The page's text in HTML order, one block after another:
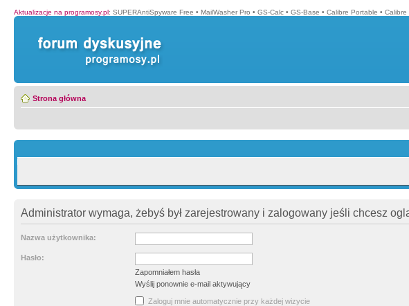
Aktualizacje na programosy.pl: SUPERAntiSpyware Free • MailWasher Pro • GS-Calc • GS-Base • Calibre Portable • Calibre
Strona główna
Administrator wymaga, żebyś był zarejestrowany i zalogowany jeśli chcesz
Nazwa użytkownika:
Hasło:
Zapomniałem hasła
Wyślij ponownie e-mail aktywujący
Zaloguj mnie automatycznie przy każdej wizycie